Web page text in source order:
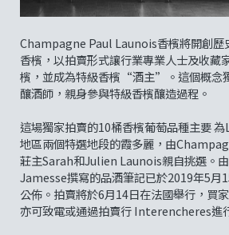
Champagne Paul Launois香檳將開創歷
香檳，以拍賣形式讓行業專業人士及收藏
檳，並成為特級香檳“酒主”。這個概念
釀酒師，親身參與特級香檳釀造過程。
這場獨家拍賣的10桶香檳葡萄品種主要
地區兩個特選地段的霞多麗，由
莊主Sarah和Julien Launois親自挑選。
Jamesse撰寫的品酒筆記已於2019年5月
公佈。拍賣將於6月14日在法國舉行，買
亦可致電或通過拍賣行 Interencheres進